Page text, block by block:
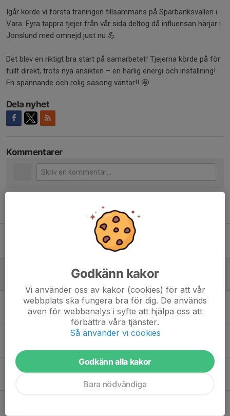
Igår körde vi första träningen tillsammans på Sparbanksvallen i
Vara. Fyra tappra tjejer från vår sida deltog då influensan härjar i
Jonslund med omnejd just nu 💪
Det blev en riktigt bra start på samarbetet! Tjejerna körde på för
fullt direkt, trots nya ansikten – en härlig energi och inställning!
En spännande och rolig säsong väntar!! 🤩
Dela nyhet
Kommentarer
Kalles Kaviar Cup 2026
Nytt för 2026 ✨
6 feb, 03:55 0
Sista träning
19 jun 2025 0
Sommaravslutning
Godkänn kakor
Vi använder oss av kakor (cookies) för att vår
webbplats ska fungera bra för dig. De används
även för webbanalys i syfte att hjälpa oss att
förbättra våra tjänster.
Så använder vi cookies
Godkänn alla kakor
Bara nödvändiga